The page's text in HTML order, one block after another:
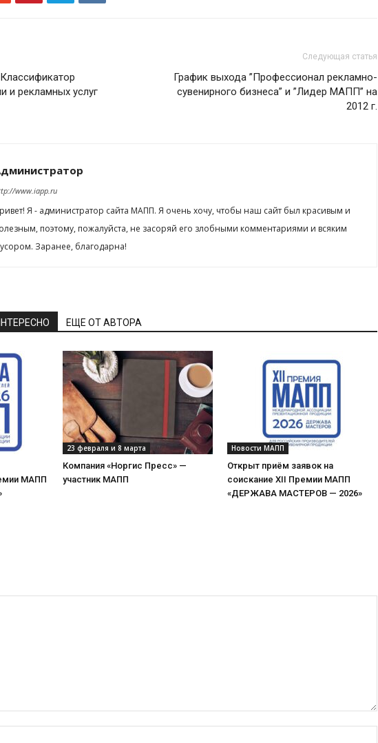
и рекламных услуг
Следующая статья
График выхода ”Профессионал рекламно-
сувенирного бизнеса” и ”Лидер МАПП” на
2012 г.
www.iapp.ru
Я - администратор сайта МАПП. Я очень хочу, чтобы наш сайт был красивым и
поэтому, пожалуйста, не засоряй его злобными комментариями и всяким
Заранее, благодарна!
ЕЩЕ ОТ АВТОРА
МАПП
23 февраля и 8 марта
Компания «Норгис Пресс» —
участник МАПП
Новости МАПП
Открыт приём заявок на
соискание XII Премии МАПП
«ДЕРЖАВА МАСТЕРОВ — 2026»